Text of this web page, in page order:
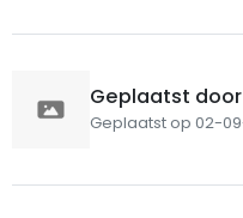
Geplaatst
Geplaatst op 02-